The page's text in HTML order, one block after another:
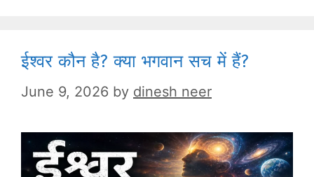
ईश्वर कौन है? क्या भगवान सच में हैं?
June 9, 2026 by dinesh neer